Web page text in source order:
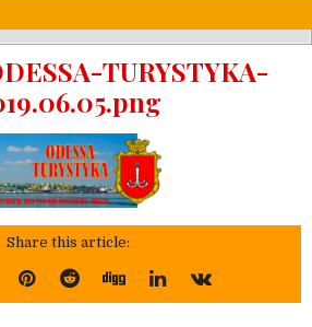
TURYSTYKA-
Share this article: